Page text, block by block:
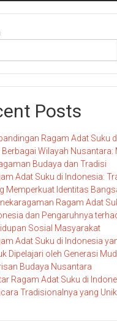
Posts
Ragam Adat Suku
Berbagai Wilayah Nusantara:
Budaya dan Tradisi
Adat Suku di Indonesia:
Memperkuat Identitas
Ragam Adat
dan Pengaruhnya
Sosial Masyarakat
Adat Suku di Indonesia
Dipelajari oleh Generasi
Budaya Nusantara
Ragam Adat Suku di
Tradisionalnya yang